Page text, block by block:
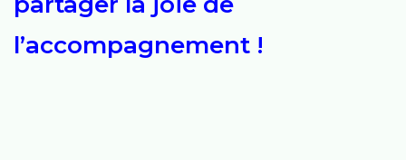
l’accompagnement !